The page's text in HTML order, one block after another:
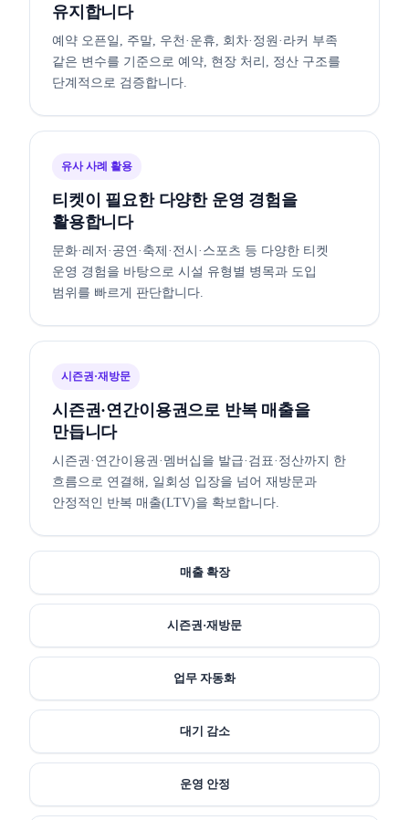
유지합니다
예약 오픈일, 주말, 우천·운휴, 회차·정원·라커 부족
같은 변수를 기준으로 예약, 현장 처리, 정산 구조를
단계적으로 검증합니다.
유사 사례 활용
티켓이 필요한 다양한 운영 경험을
활용합니다
문화·레저·공연·축제·전시·스포츠 등 다양한 티켓
운영 경험을 바탕으로 시설 유형별 병목과 도입
범위를 빠르게 판단합니다.
시즌권·재방문
시즌권·연간이용권으로 반복 매출을
만듭니다
시즌권·연간이용권·멤버십을 발급·검표·정산까지 한
흐름으로 연결해, 일회성 입장을 넘어 재방문과
안정적인 반복 매출(LTV)을 확보합니다.
매출 확장
시즌권·재방문
업무 자동화
대기 감소
운영 안정